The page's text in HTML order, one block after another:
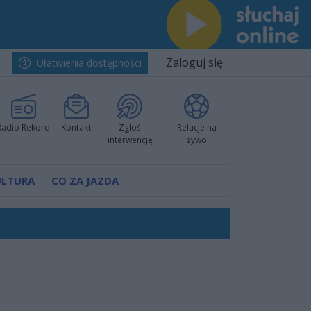
Ułatwienia dostępności Zaloguj się
Rekord Kontakt
Zgłoś
interwencję
Relacje na
żywo
CO ZA JAZDA